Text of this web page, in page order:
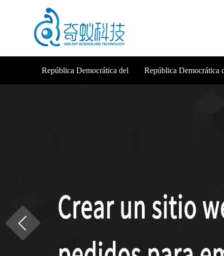
República Democrática del República Democrática